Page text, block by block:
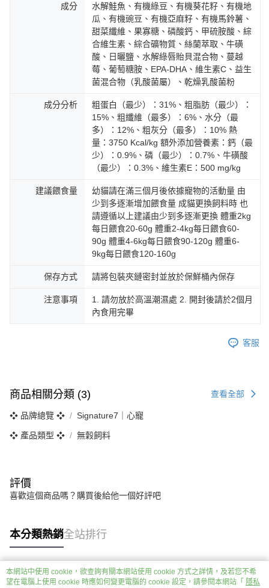
成分
水解鮭魚、有機綠豆、有機葵花籽、有機地
瓜、有機豌豆、有機亞麻籽、有機馬鈴薯、
甜菜纖維、果寡糖、磷酸鈣、甲硫胺酸、綜
合維生素、綜合礦物質、絲蘭萃取、牛磺
酸、日曬鹽、水解綠唇貽貝混合物、蔓越
莓、葡萄糖胺、EPA-DHA、維生素C、益生
菌混合物（乳酸菌屬）、乾燥乳酸菌粉
成分分析
粗蛋白（最少）：31%、粗脂肪（最少）：
15%、粗纖維（最多）：6%、水分（最
多）：12%、粗灰分（最多）：10% 熱
量：3750 Kcal/kg 額外添加營養素：鈣（最
少）：0.9%、磷（最少）：0.7%、牛磺酸
（最少）：0.3%、維生素E：500 mg/kg
建議餵食量
幼貓請在滿三個月後依據寵物的活動量 由
少到多逐漸增加餵食量 成貓更換飼料時 也
請遵循以上建議由少到多逐漸更換 體重2kg
每日餵食20-60g 體重2-4kg每日餵食60-
90g 體重4-6kg每日餵食90-120g 體重6-
9kg每日餵食120-160g
保存方式 請將包裝夾鏈密封並放於保鮮桶內保存
注意事項
1. 請勿放於高溫潮濕處 2. 開封後請於2個月
內食用完畢
客服
商品相關分類 (3) 查看全部
❖ 品牌總覽 ❖ Signature7｜心寵
❖ 產品類型 ❖ 無穀飼料
評價
喜歡這個商品嗎？購買後給他一個好評吧
本分類熱銷全站排行
熱門標籤
本網站中使用 cookie，欲查詢有關本網站使用 cookie 方式之詳情，及若您不希
望在電腦上使用 cookie 時應如何變更電腦的 cookie 設定，請參閱本網站「 隱私